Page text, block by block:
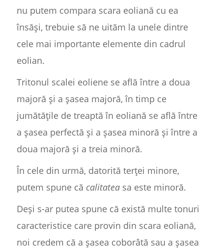
nu putem compara scara eoliană cu ea
însăși, trebuie să ne uităm la unele dintre
cele mai importante elemente din cadrul
eolian.
Tritonul scalei eoliene se află între a doua
majoră și a șasea majoră, în timp ce
jumătățile de treaptă în eoliană se află între
a șasea perfectă și a șasea minoră și între a
doua majoră și a treia minoră.
În cele din urmă, datorită terței minore,
putem spune că calitateasa este minoră.
Deși s-ar putea spune că există multe tonuri
caracteristice care provin din scara eoliană,
noi credem că a șasea coborâtă sau a șasea